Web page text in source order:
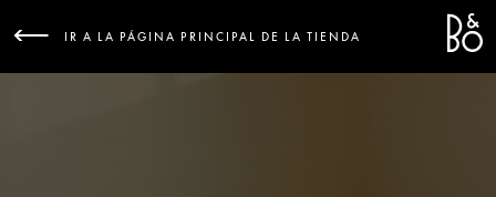
IR A LA PÁGINA PRINCIPAL DE LA TIENDA